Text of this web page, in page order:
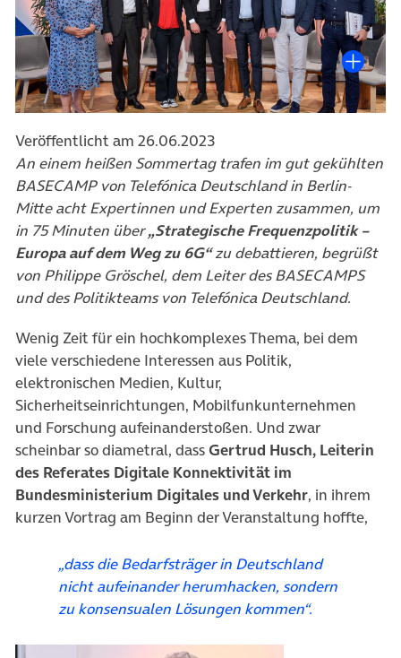
Veröffentlicht am 26.06.2023
An einem heißen Sommertag trafen im gut gekühlten
BASECAMP von Telefónica Deutschland in Berlin-
Mitte acht Expertinnen und Experten zusammen, um
in 75 Minuten über„Strategische Frequenzpolitik –
Europa auf dem Weg zu 6G“zu debattieren, begrüßt
von Philippe Gröschel, dem Leiter des BASECAMPS
und des Politikteams von Telefónica Deutschland.
Wenig Zeit für ein hochkomplexes Thema, bei dem
viele verschiedene Interessen aus Politik,
elektronischen Medien, Kultur,
Sicherheitseinrichtungen, Mobilfunkunternehmen
und Forschung aufeinanderstoßen. Und zwar
scheinbar so diametral, dassGertrud Husch, Leiterin
des Referates Digitale Konnektivität im
Bundesministerium Digitales und Verkehr, in ihrem
kurzen Vortrag am Beginn der Veranstaltung hoffte,
„dass die Bedarfsträger in Deutschland
nicht aufeinander herumhacken, sondern
zu konsensualen Lösungen kommen“.